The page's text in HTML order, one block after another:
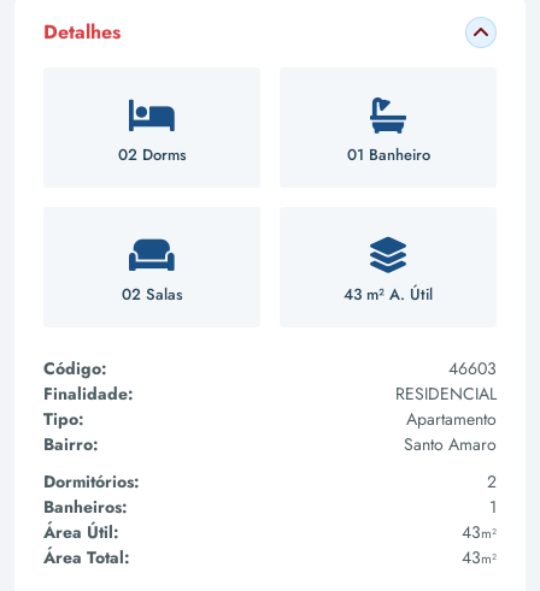
Detalhes
02 Dorms 01 Banheiro
02 Salas 43 m² A. Útil
Código:
46603
Finalidade:
RESIDENCIAL
Tipo:
Apartamento
Bairro:
Santo Amaro
Dormitórios:
2
Banheiros:
1
Área Útil:
43m²
Área Total: 43m²